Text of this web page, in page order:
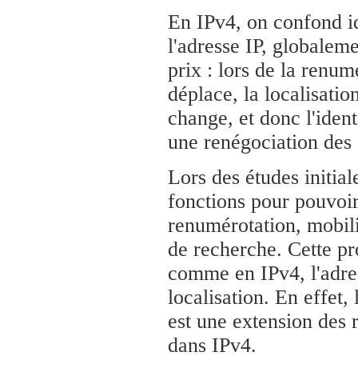
En IPv4, on confond
l'adresse IP,
prix : lors de la
déplace, la
change, et donc
une renégociation
Lors des études
fonctions pour
renumérotation,
de recherche. Cette
comme en IPv4,
localisation. En effet,
est une extension
dans IPv4.